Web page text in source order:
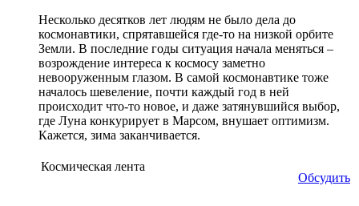
Несколько десятков лет людям не было дела до
космонавтики, спрятавшейся где-то на низкой орбите
Земли. В последние годы ситуация начала меняться –
возрождение интереса к космосу заметно
невооруженным глазом. В самой космонавтике тоже
началось шевеление, почти каждый год в ней
происходит что-то новое, и даже затянувшийся выбор,
где Луна конкурирует в Марсом, внушает оптимизм.
Кажется, зима заканчивается.
Космическая лента
Обсудить